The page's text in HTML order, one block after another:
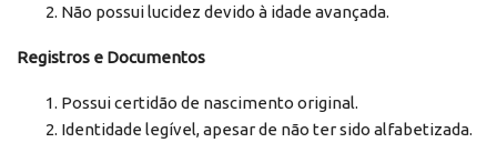
Não possui lucidez devido à idade avançada.
Registros e Documentos
Possui certidão de nascimento original.
Identidade legível, apesar de não ter sido alfabetizada.